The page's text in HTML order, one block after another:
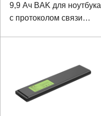
9,9 Ач BAK для ноутбука
с протоколом связи